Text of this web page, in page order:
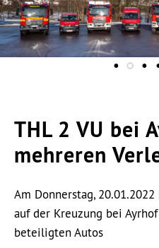
THL 2 VU bei
mehreren
Am Donnerstag,
auf der Kreuzung bei
beteiligten Autos